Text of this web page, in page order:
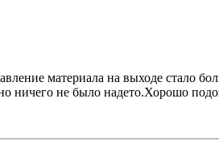
материала на выходе стало
не было надето.Хорошо